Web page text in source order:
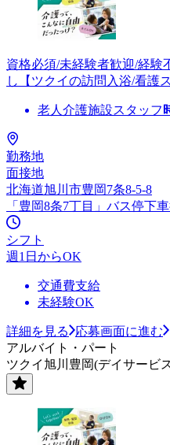
資格必須/未経験者歓迎/経験
し【ツクイの訪問入浴/看護
老人介護施設スタッフ
勤務地
面接地
北海道旭川市豊岡7条8-5-8
「豊岡8条7丁目」バス停下
シフト
週1日からOK
交通費支給
未経験OK
詳細を見る
応募画面に進む
アルバイト・パート
ツクイ旭川豊岡(デイサービ